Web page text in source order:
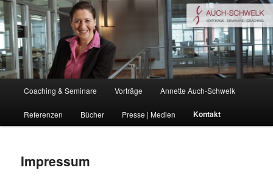
Zum
primären
Inhalt
springenauchschwelk.de
Coaching . Vorträge . Seminare
Coaching & Seminare Vorträge Annette Auch-Schwelk
Referenzen Bücher Presse | Medien Kontakt
Impressum